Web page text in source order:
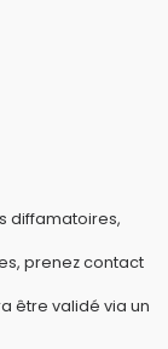
diffamatoires,
prenez contact
être validé via un